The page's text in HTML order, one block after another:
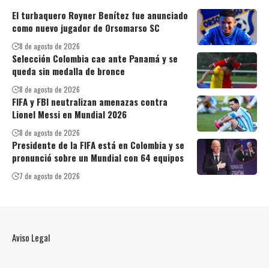
El turbaquero Royner Benítez fue anunciado
como nuevo jugador de Orsomarso SC
8 de agosto de 2026
Selección Colombia cae ante Panamá y se
queda sin medalla de bronce
8 de agosto de 2026
FIFA y FBI neutralizan amenazas contra
Lionel Messi en Mundial 2026
8 de agosto de 2026
Presidente de la FIFA está en Colombia y se
pronunció sobre un Mundial con 64 equipos
7 de agosto de 2026
Aviso Legal